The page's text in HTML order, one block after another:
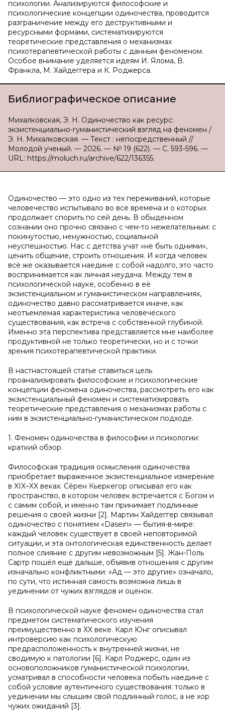
психологии. Анализируются философские и
психологические концепции одиночества, проводится
разграничение между его деструктивными и
ресурсными формами, систематизируются
теоретические представления о механизмах
психотерапевтической работы с данным феноменом.
Особое внимание уделяется идеям И. Ялома, В.
Франкла, М. Хайдеггера и К. Роджерса.
Библиографическое описание
Михалковская, Э. Н. Одиночество как ресурс:
экзистенциально-гуманистический взгляд на феномен /
Э. Н. Михалковская. — Текст : непосредственный //
Молодой ученый. — 2026. — № 19 (622). — С. 593-596. —
URL: https://moluch.ru/archive/622/136355.
Одиночество — это одно из тех переживаний, которые
человечество испытывало во все времена и о которых
продолжает спорить по сей день. В обыденном
сознании оно прочно связано с чем-то нежелательным: с
покинутостью, ненужностью, социальной
неуспешностью. Нас с детства учат «не быть одними»,
ценить общение, строить отношения. И когда человек
всё же оказывается наедине с собой надолго, это часто
воспринимается как личная неудача. Между тем в
психологической науке, особенно в её
экзистенциальном и гуманистическом направлениях,
одиночество давно рассматривается иначе, как
неотъемлемая характеристика человеческого
существования, как встреча с собственной глубиной.
Именно эта перспектива представляется мне наиболее
продуктивной не только теоретически, но и с точки
зрения психотерапевтической практики.
В настнастоящей статье ставиться цель
проанализировать философские и психологические
концепции феномена одиночества, рассмотреть его как
экзистенциальный феномен и систематизировать
теоретические представления о механизмах работы с
ним в экзистенциально-гуманистическом подходе.
1. Феномен одиночества в философии и психологии:
краткий обзор.
Философская традиция осмысления одиночества
приобретает выраженное экзистенциальное измерение
в XIX–XX веках. Сёрен Кьеркегор описывал его как
пространство, в котором человек встречается с Богом и
с самим собой, и именно там принимает подлинные
решения о своей жизни [2]. Мартин Хайдеггер связывал
одиночество с понятием «Dasein» — бытия-в-мире:
каждый человек существует в своей неповторимой
ситуации, и эта онтологическая единственность делает
полное слияние с другим невозможным [5]. Жан-Поль
Сартр пошёл ещё дальше, объявив отношения с другим
изначально конфликтными: «Ад — это другие» означало,
по сути, что истинная самость возможна лишь в
уединении от чужих взглядов и оценок.
В психологической науке феномен одиночества стал
предметом систематического изучения
преимущественно в XX веке. Карл Юнг описывал
интроверсию как психологическую
предрасположенность к внутренней жизни, не
сводимую к патологии [6]. Карл Роджерс, один из
основоположников гуманистической психологии,
усматривал в способности человека побыть наедине с
собой условие аутентичного существования: только в
уединении мы слышим свой подлинный голос, а не хор
чужих ожиданий [3].